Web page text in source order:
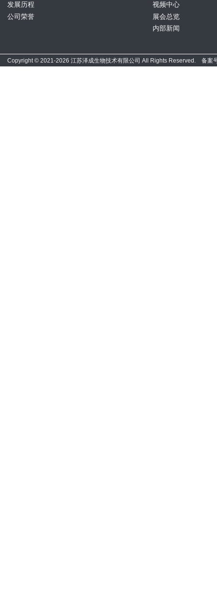
发展历程
公司荣誉
视频中心
展会总览
内部新闻
Copyright © 2021-2026 江苏泽成生物技术有限公司 All Rights Reserved. 备案